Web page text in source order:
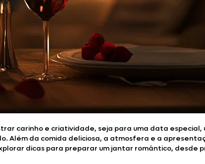
carinho e criatividade, seja para uma data especial,
Além da comida deliciosa, a atmosfera e a
dicas para preparar um jantar romântico, desde